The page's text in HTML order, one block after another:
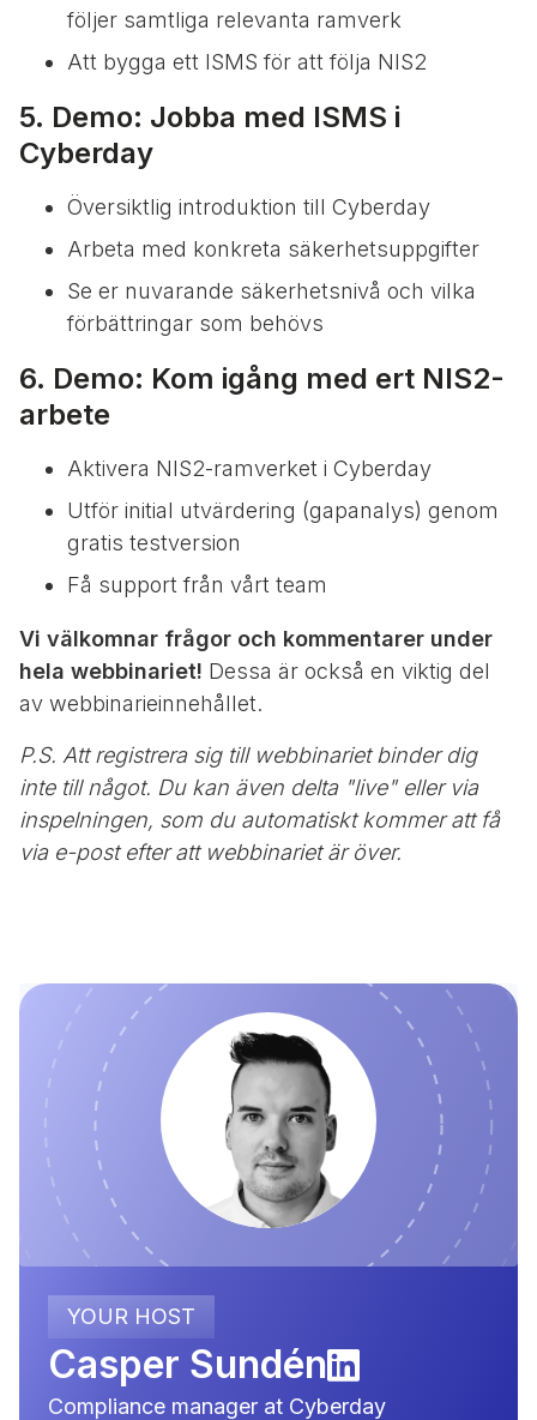
följer samtliga relevanta ramverk
Att bygga ett ISMS för att följa NIS2
5. Demo: Jobba med ISMS i
Cyberday
Översiktlig introduktion till Cyberday
Arbeta med konkreta säkerhetsuppgifter
Se er nuvarande säkerhetsnivå och vilka
förbättringar som behövs
6. Demo: Kom igång med ert NIS2-
arbete
Aktivera NIS2-ramverket i Cyberday
Utför initial utvärdering (gapanalys) genom
gratis testversion
Få support från vårt team
Vi välkomnar frågor och kommentarer under
hela webbinariet! Dessa är också en viktig del
av webbinarieinnehållet.
P.S. Att registrera sig till webbinariet binder dig
inte till något. Du kan även delta "live" eller via
inspelningen, som du automatiskt kommer att få
via e-post efter att webbinariet är över.
YOUR HOST
Casper Sundén
Compliance manager at Cyberday